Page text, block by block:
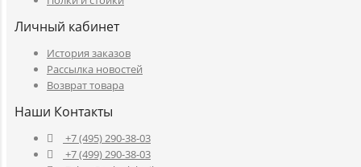
Личный кабинет
История заказов
Рассылка новостей
Возврат товара
Наши Контакты
+7 (495) 290-38-03
+7 (499) 290-38-03